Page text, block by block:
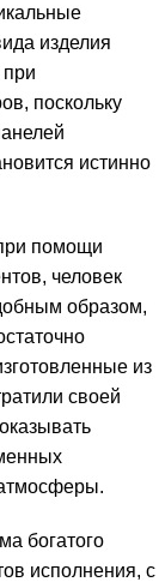
изделия
поскольку
истинно
помощи
человек
образом,
из
своей
богатого
исполнения, с